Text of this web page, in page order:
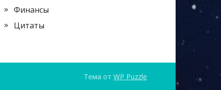
Финансы
Цитаты
Тема от WP Puzzle